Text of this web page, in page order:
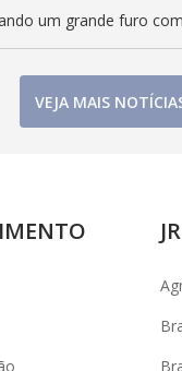
um grande furo
VEJA MAIS